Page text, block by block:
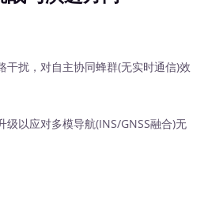
扰，对自主协同蜂群(无实时通信)效
以应对多模导航(INS/GNSS融合)无